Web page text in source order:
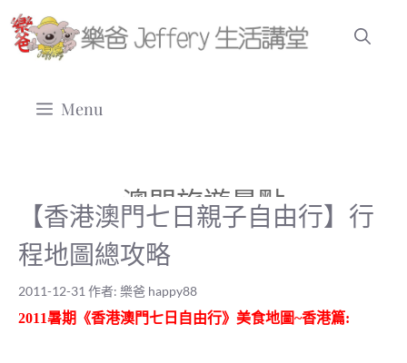
跳
至
Menu
澳門旅遊景點
【香港澳門七日親子自由行】行
程地圖總攻略
2011-12-31 作者: 樂爸 happy88
2011暑期《香港澳門七日自由行》美食地圖~香港篇: